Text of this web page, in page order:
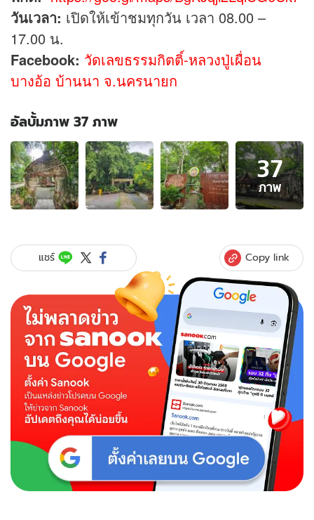
วันเวลา: เปิดให้เข้าชมทุกวัน เวลา 08.00 –
17.00 น.
Facebook: วัดเลขธรรมกิตติ์-หลวงปู่เผื่อน
บางอ้อ บ้านนา จ.นครนายก
อัลบั้มภาพ 37 ภาพ
อัลบั้ม
ภาพ
37
ภาพ
ของ
ธร
รม
ลอด
ซุ้ม
"โบสถ์
ปรก
โพธิ์"
ประตู
กาล
เวลา
ความ
โชค
เสริม
มงคล
37
ภาพ
แชร์ Copy link